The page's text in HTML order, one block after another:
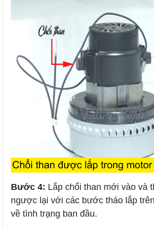
Bước 4: Lắp chổi than mới vào và
ngược lại với các bước tháo lắp
về tình trạng ban đầu.